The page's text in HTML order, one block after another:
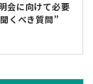
会に向けて必要
くべき質問”